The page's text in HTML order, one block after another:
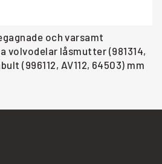
och varsamt
volvodelar låsmutter (981314,
(996112, AV112, 64503) mm